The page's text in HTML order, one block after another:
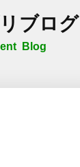
ブログ
Blog